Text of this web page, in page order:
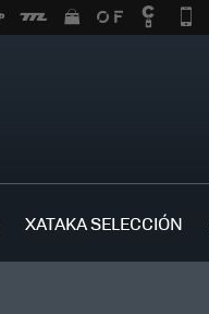
XATAKA SELECCIÓN